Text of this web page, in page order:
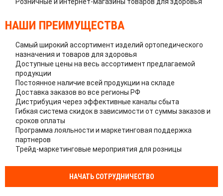
НАШИ ПРЕИМУЩЕСТВА
Самый широкий ассортимент изделий ортопедического
назначения и товаров для здоровья
Доступные цены на весь ассортимент предлагаемой
продукции
Постоянное наличие всей продукции на складе
Доставка заказов во все регионы РФ
Дистрибуция через эффективные каналы сбыта
Гибкая система скидок в зависимости от суммы заказов и
сроков оплаты
Программа лояльности и маркетинговая поддержка
партнеров
Трейд-маркетинговые мероприятия для розницы
НАЧАТЬ СОТРУДНИЧЕСТВО